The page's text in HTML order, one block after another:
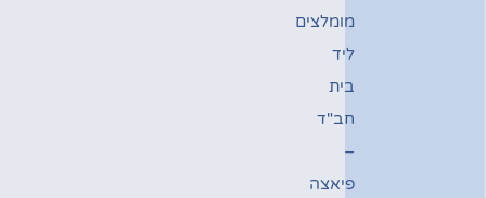
מומלצים
ליד
בית
חב"ד
–
פיאצה